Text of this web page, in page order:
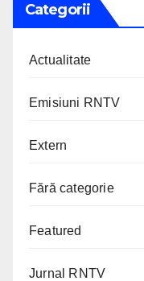
Categorii
Actualitate
Emisiuni RNTV
Extern
Fără categorie
Featured
Jurnal RNTV